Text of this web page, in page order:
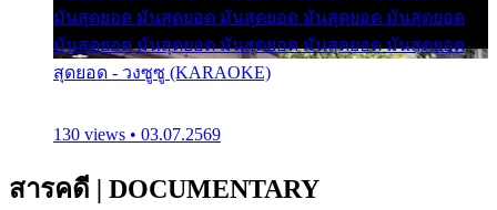
มันสุดยอด มันสุดยอด มันสุดยอด มันสุดยอด มันสุดยอด
มันสุดยอด มันสุดยอด มันสุดยอด มันสุดยอด มันสุดยอด
สุดยอด - วงซูซู (KARAOKE)
130 views • 03.07.2569
สารคดี | DOCUMENTARY